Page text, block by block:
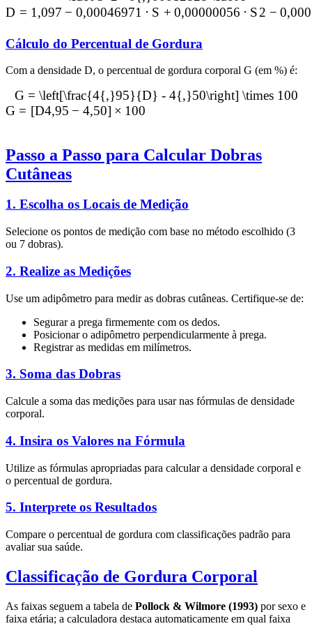
D = 1,097 − 0,00046971 ⋅ S + 0,00000056 ⋅ S2 − 0,
Cálculo do Percentual de Gordura
Com a densidade D, o percentual de gordura corporal G (em %) é:
G = \left[\frac{4{,}95}{D} - 4{,}50\right] \times 100
G = [D4,95 − 4,50] × 100
Passo a Passo para Calcular Dobras
Cutâneas
1. Escolha os Locais de Medição
Selecione os pontos de medição com base no método escolhido (3
ou 7 dobras).
2. Realize as Medições
Use um adipômetro para medir as dobras cutâneas. Certifique-se de:
Segurar a prega firmemente com os dedos.
Posicionar o adipômetro perpendicularmente à prega.
Registrar as medidas em milímetros.
3. Soma das Dobras
Calcule a soma das medições para usar nas fórmulas de densidade
corporal.
4. Insira os Valores na Fórmula
Utilize as fórmulas apropriadas para calcular a densidade corporal e
o percentual de gordura.
5. Interprete os Resultados
Compare o percentual de gordura com classificações padrão para
avaliar sua saúde.
Classificação de Gordura Corporal
As faixas seguem a tabela de Pollock & Wilmore (1993) por sexo e
faixa etária; a calculadora destaca automaticamente em qual faixa